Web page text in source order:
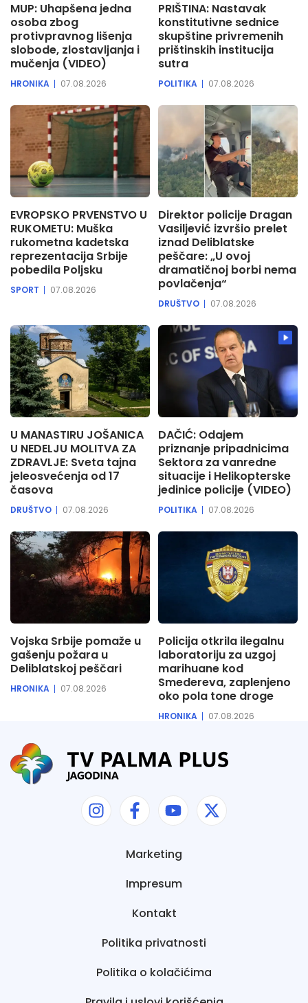
MUP: Uhapšena jedna
osoba zbog
protivpravnog lišenja
slobode, zlostavljanja i
mučenja (VIDEO)
HRONIKA 07.08.2026
PRIŠTINA: Nastavak
konstitutivne sednice
skupštine privremenih
prištinskih institucija
sutra
POLITIKA 07.08.2026
EVROPSKO PRVENSTVO U
RUKOMETU: Muška
rukometna kadetska
reprezentacija Srbije
pobedila Poljsku
SPORT 07.08.2026
Direktor policije Dragan
Vasiljević izvršio prelet
iznad Deliblatske
peščare: „U ovoj
dramatičnoj borbi nema
povlačenja“
DRUŠTVO 07.08.2026
U MANASTIRU JOŠANICA
U NEDELJU MOLITVA ZA
ZDRAVLJE: Sveta tajna
jeleosvećenja od 17
časova
DRUŠTVO 07.08.2026
DAČIĆ: Odajem
priznanje pripadnicima
Sektora za vanredne
situacije i Helikopterske
jedinice policije (VIDEO)
POLITIKA 07.08.2026
Vojska Srbije pomaže u
gašenju požara u
Deliblatskoj peščari
HRONIKA 07.08.2026
Policija otkrila ilegalnu
laboratoriju za uzgoj
marihuane kod
Smedereva, zaplenjeno
oko pola tone droge
HRONIKA 07.08.2026
Marketing
Impresum
Kontakt
Politika privatnosti
Politika o kolačićima